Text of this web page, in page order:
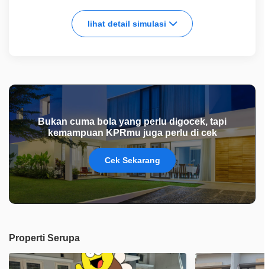
lihat detail simulasi
Bukan cuma bola yang perlu digocek, tapi
kemampuan KPRmu juga perlu di cek
Cek Sekarang
Properti Serupa